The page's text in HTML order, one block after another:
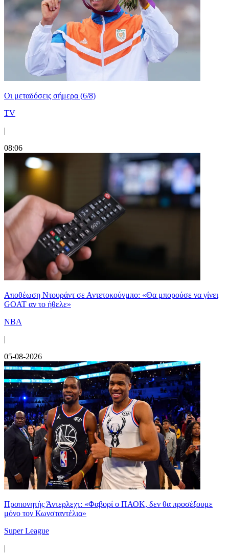
Οι μεταδόσεις σήμερα (6/8)
TV
|
08:06
Αποθέωση Ντουράντ σε Αντετοκούνμπο: «Θα μπορούσε να γίνει
GOAT αν το ήθελε»
NBA
|
05-08-2026
Προπονητής Άντερλεχτ: «Φαβορί ο ΠΑΟΚ, δεν θα προσέξουμε
μόνο τον Κωνσταντέλια»
Super League
|